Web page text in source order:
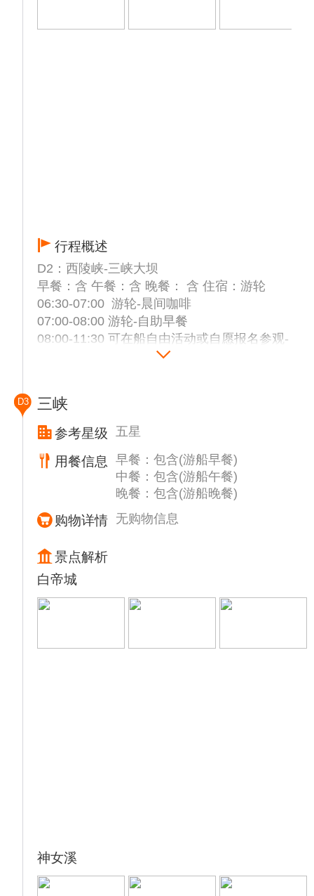
行程概述
D2：西陵峡-三峡大坝
早餐：含 午餐：含 晚餐： 含 住宿：游轮
06:30-07:00 游轮-晨间咖啡
07:00-08:00 游轮-自助早餐
08:00-11:30 可在船自由活动或自愿报名参观-
【三峡人家】（290元/人）(非强制，是否停
藤老树喜鹊窝，机枪碉堡旧战壕，奇石溶洞古
城堡。12:00-13:00 游轮-自助午餐
14:00-18:00 上岸游览【三峡大坝】上岸游览
【三峡大坝】（不含码头缆车费2元，景区电
瓶车20元/人）（游览时间2.5-3小时）,登上
5A级旅游景区坛子岭观景点你能鸟瞰三峡工
程全貌，体会毛主席诗句“截断巫山云雨，高
峡出平湖”的豪迈情怀；整个园区以高度的递
增从上至下分为三层，主要由模型展示厅、万
年江底石、大江截流石、三峡坝址基石、银版
天书及坛子岭观景台等景观，还有壮观的喷
泉、秀美的瀑布、蜿蜒的溪水、翠绿的草坪贯
航检修，工期不超过35天，在检修期间此自费
景点更换其他景区作为推荐，以实际船方推荐
为准！
D3 三峡
参考星级 五星
用餐信息
早餐：包含(游船早餐)
中餐：包含(游船午餐)
晚餐：包含(游船晚餐)
购物详情 无购物信息
景点解析
白帝城
神女溪